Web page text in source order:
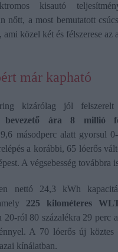
kisautó
nőtt, a most bemutatott
ami közel két és félszerese az
már kapható
kizárólag jól felszerelt
bevezető ára 8 millió
másodperc alatt gyorsul
a korábbi, 65 lóerős
A végsebesség továbbra
nettó 24,3 kWh
225 kilométeres
20-ról 80 százalékra 29 perc
A 70 lóerős új köztes
kínálatban.